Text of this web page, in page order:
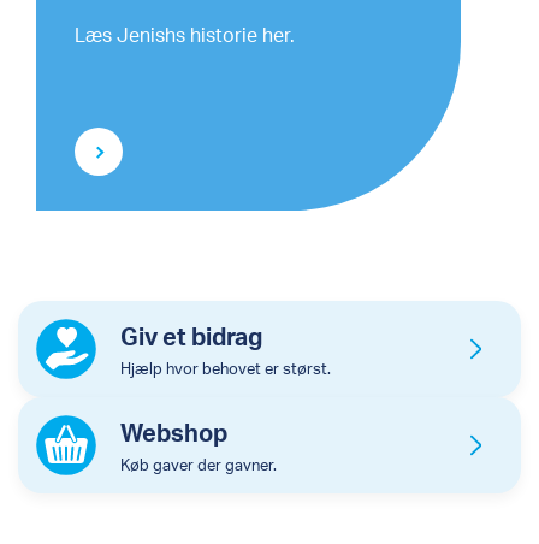
Læs Jenishs historie her.
Hjælp hvor behovet er størst.
Giv et bidrag
Køb gaver der gavner.
Webshop